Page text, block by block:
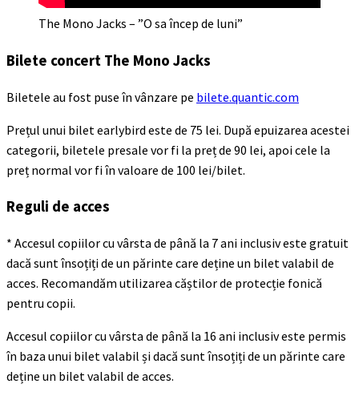
The Mono Jacks – ”O sa încep de luni”
Bilete concert The Mono Jacks
Biletele au fost puse în vânzare pe bilete.quantic.com
Prețul unui bilet earlybird este de 75 lei. După epuizarea acestei
categorii, biletele presale vor fi la preț de 90 lei, apoi cele la
preț normal vor fi în valoare de 100 lei/bilet.
Reguli de acces
* Accesul copiilor cu vârsta de până la 7 ani inclusiv este gratuit
dacă sunt însoțiți de un părinte care deține un bilet valabil de
acces. Recomandăm utilizarea căștilor de protecție fonică
pentru copii.
Accesul copiilor cu vârsta de până la 16 ani inclusiv este permis
în baza unui bilet valabil și dacă sunt însoțiți de un părinte care
deține un bilet valabil de acces.